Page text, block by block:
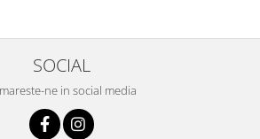
SOCIAL
ne in social media